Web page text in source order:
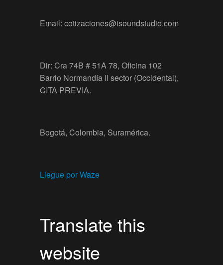
Email: cotizaciones@isoundstudio.com
Dir: Cra 74B # 51A 78, Oficina 102
Barrio Normandía II sector (Occidental),
CITA PREVIA.
Bogotá, Colombia, Suramérica.
Llegue por Waze
Translate this
website